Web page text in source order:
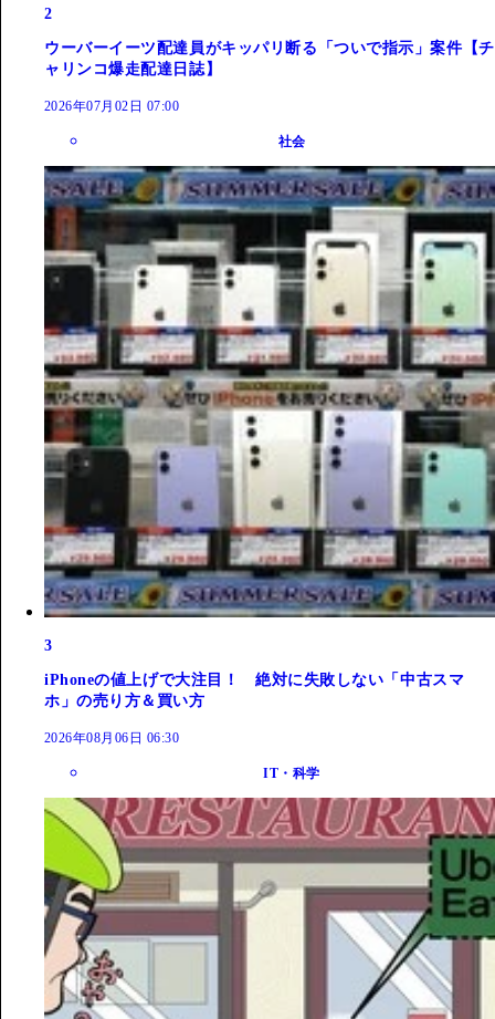
2
ウーバーイーツ配達員がキッパリ断る「ついで指示」案件【チ
ャリンコ爆走配達日誌】
2026年07月02日 07:00
社会
3
iPhoneの値上げで大注目！ 絶対に失敗しない「中古スマ
ホ」の売り方＆買い方
2026年08月06日 06:30
IT・科学